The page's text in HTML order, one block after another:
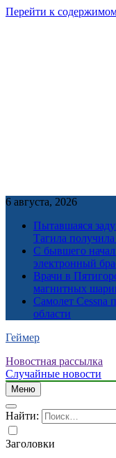
Перейти к
6 августа, 2026
Пытавшаяся
Тагила
С бывшего
электронный
Врачи в
магнитных
Самолет Cessna
области
Геймер
Новостная рассылка
Случайные новости
Меню
Найти:
Заголовки